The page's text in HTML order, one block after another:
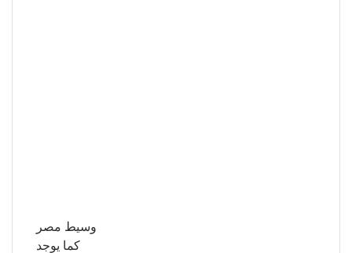
وسيط مصر
كما يوجد